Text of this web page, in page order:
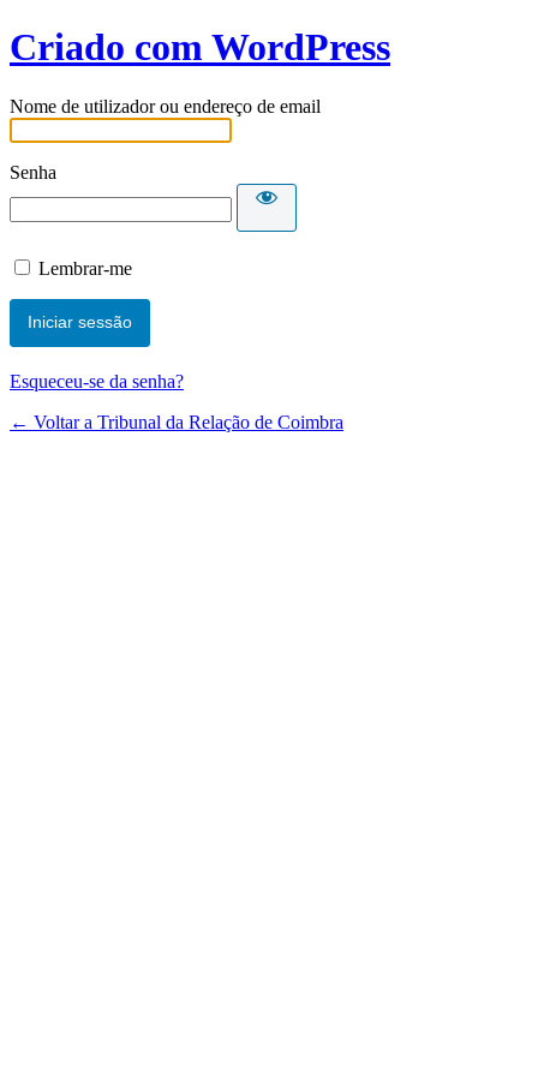
Criado com WordPress
Nome de utilizador ou endereço de email
Senha
Lembrar-me
Esqueceu-se da senha?
← Voltar a Tribunal da Relação de Coimbra